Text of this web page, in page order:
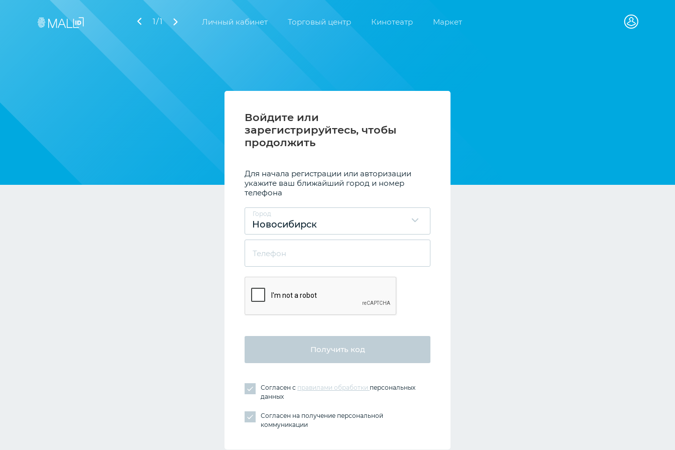
1/1
Войдите или
зарегистрируйтесь, чтобы
продолжить
Для начала регистрации или авторизации
укажите ваш ближайший город и номер
телефона
Город
Новосибирск
Телефон
Получить код
Согласен с правилами обработки персональных
данных
Согласен на получение персональной
коммуникации